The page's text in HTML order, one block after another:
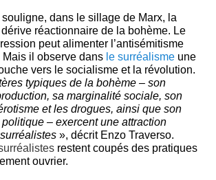
souligne, dans le sillage de Marx, la
réactionnaire de la bohème. Le
peut alimenter l’antisémitisme
il observe dans le surréalisme une
vers le socialisme et la révolution.
typiques de la bohème – son
sa marginalité sociale, son
et les drogues, ainsi que son
– exercent une attraction
», décrit Enzo Traverso.
restent coupés des pratiques
ouvrier.